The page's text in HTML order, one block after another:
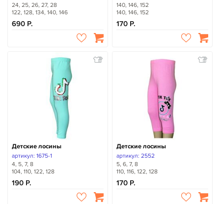
24, 25, 26, 27, 28
122, 128, 134, 140, 146
690
140, 146, 152
140, 146, 152
170
Детские лосины
артикул: 1675-1
4, 5, 7, 8
104, 110, 122, 128
190
Детские лосины
артикул: 2552
5, 6, 7, 8
110, 116, 122, 128
170